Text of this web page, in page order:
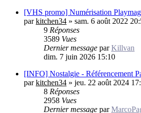
[VHS promo] Numérisation
parkitchen34 » sam. 6 août 2022
9 Réponses
3589 Vues
Dernier message parKillvan
dim. 7 juin 2026 15:10
[INFO] Nostalgie - Référencement
parkitchen34 » jeu. 22 août 2024
8 Réponses
2958 Vues
Dernier message par